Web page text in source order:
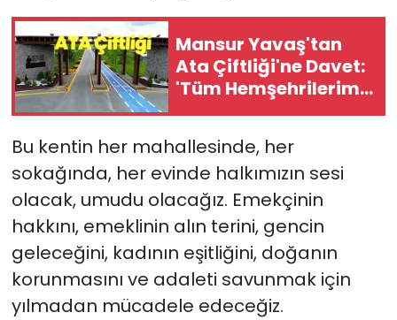
Mansur Yavaş'tan
Ata Çiftliği'ne Davet:
'Tüm Hemşehrilerimi
Bekliyorum'
Bu kentin her mahallesinde, her
sokağında, her evinde halkımızın sesi
olacak, umudu olacağız. Emekçinin
hakkını, emeklinin alın terini, gencin
geleceğini, kadının eşitliğini, doğanın
korunmasını ve adaleti savunmak için
yılmadan mücadele edeceğiz.